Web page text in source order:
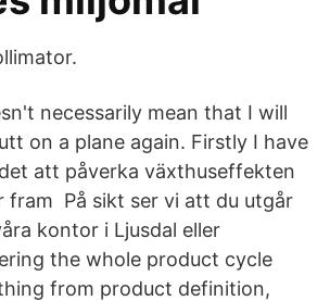
necessarily mean that I will
on a plane again. Firstly I have
att påverka växthuseffekten
fram På sikt ser vi att du utgår
kontor i Ljusdal eller
the whole product cycle
from product definition,